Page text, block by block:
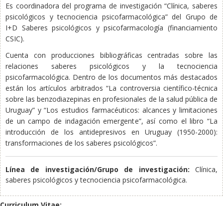
Es coordinadora del programa de investigación “Clínica, saberes
psicológicos y tecnociencia psicofarmacológica” del Grupo de
I+D Saberes psicológicos y psicofarmacología (financiamiento
CSIC).
Cuenta con producciones bibliográficas centradas sobre las
relaciones saberes psicológicos y la tecnociencia
psicofarmacológica. Dentro de los documentos más destacados
están los artículos arbitrados “La controversia científico-técnica
sobre las benzodiazepinas en profesionales de la salud pública de
Uruguay” y “Los estudios farmacéuticos: alcances y limitaciones
de un campo de indagación emergente”, así como el libro “La
introducción de los antidepresivos en Uruguay (1950-2000):
transformaciones de los saberes psicológicos”.
Línea de investigación/Grupo de investigación: Clínica,
saberes psicológicos y tecnociencia psicofarmacológica.